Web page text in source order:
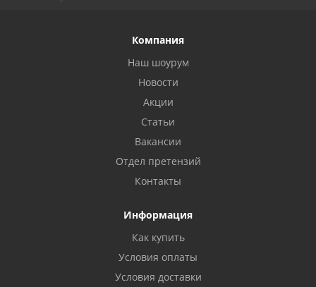
Компания
Наш шоурум
Новости
Акции
Статьи
Вакансии
Отдел претензий
Контакты
Информация
Как купить
Условия оплаты
Условия доставки